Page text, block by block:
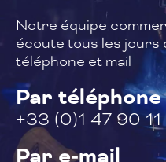
Notre équipe
écoute tous les jours
téléphone et mail
Par téléphone
+33 (0)1 47 90 11